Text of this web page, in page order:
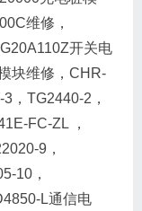
维修，
开关电
块维修，CHR-
，TG2440-2，
FC-ZL ，
9，
10，
L通信电